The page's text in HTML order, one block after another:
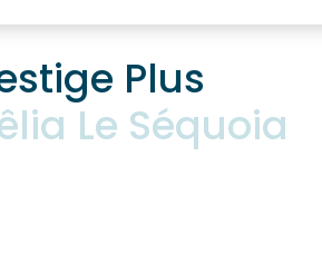
Plus
Le Séquoia